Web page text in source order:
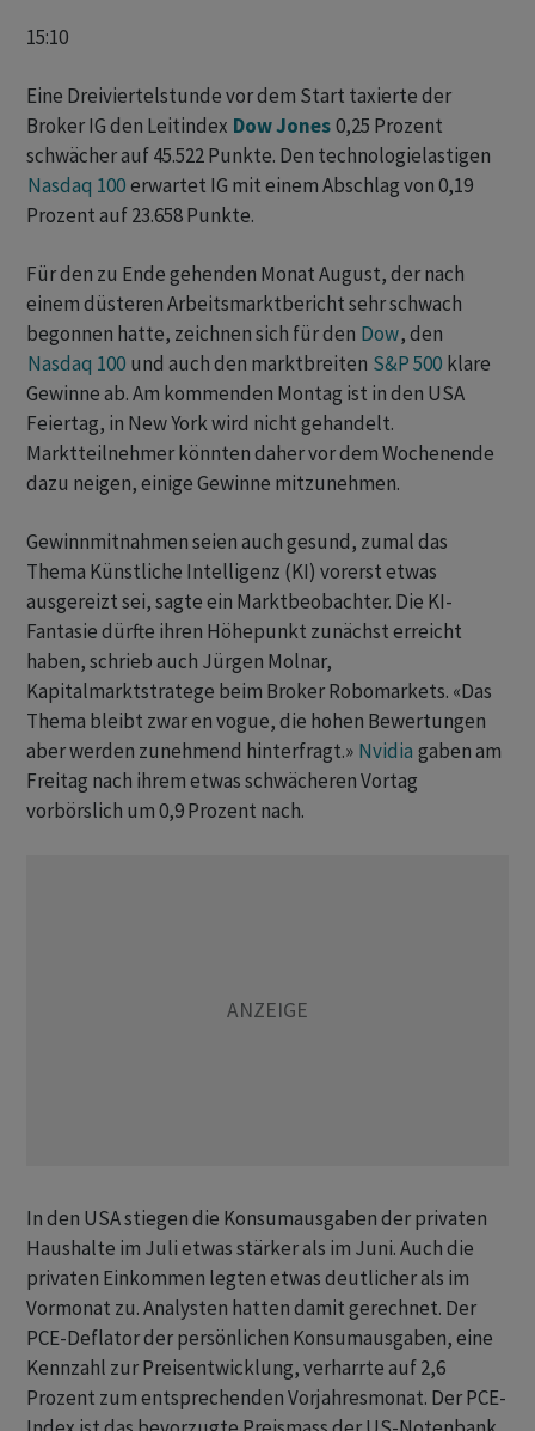
15:10
Eine Dreiviertelstunde vor dem Start taxierte der
Broker IG den Leitindex Dow Jones0,25 Prozent
schwächer auf 45.522 Punkte. Den technologielastigen
Nasdaq 100erwartet IG mit einem Abschlag von 0,19
Prozent auf 23.658 Punkte.
Für den zu Ende gehenden Monat August, der nach
einem düsteren Arbeitsmarktbericht sehr schwach
begonnen hatte, zeichnen sich für den Dow, den
Nasdaq 100 und auch den marktbreiten S&P 500 klare
Gewinne ab. Am kommenden Montag ist in den USA
Feiertag, in New York wird nicht gehandelt.
Marktteilnehmer könnten daher vor dem Wochenende
dazu neigen, einige Gewinne mitzunehmen.
Gewinnmitnahmen seien auch gesund, zumal das
Thema Künstliche Intelligenz (KI) vorerst etwas
ausgereizt sei, sagte ein Marktbeobachter. Die KI-
Fantasie dürfte ihren Höhepunkt zunächst erreicht
haben, schrieb auch Jürgen Molnar,
Kapitalmarktstratege beim Broker Robomarkets. «Das
Thema bleibt zwar en vogue, die hohen Bewertungen
aber werden zunehmend hinterfragt.» Nvidia gaben am
Freitag nach ihrem etwas schwächeren Vortag
vorbörslich um 0,9 Prozent nach.
In den USA stiegen die Konsumausgaben der privaten
Haushalte im Juli etwas stärker als im Juni. Auch die
privaten Einkommen legten etwas deutlicher als im
Vormonat zu. Analysten hatten damit gerechnet. Der
PCE-Deflator der persönlichen Konsumausgaben, eine
Kennzahl zur Preisentwicklung, verharrte auf 2,6
Prozent zum entsprechenden Vorjahresmonat. Der PCE-